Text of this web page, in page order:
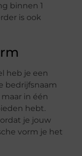
binnen 1
is ook
heb je een
bedrijfsnaam
in één
hebt.
je jouw
vorm je het